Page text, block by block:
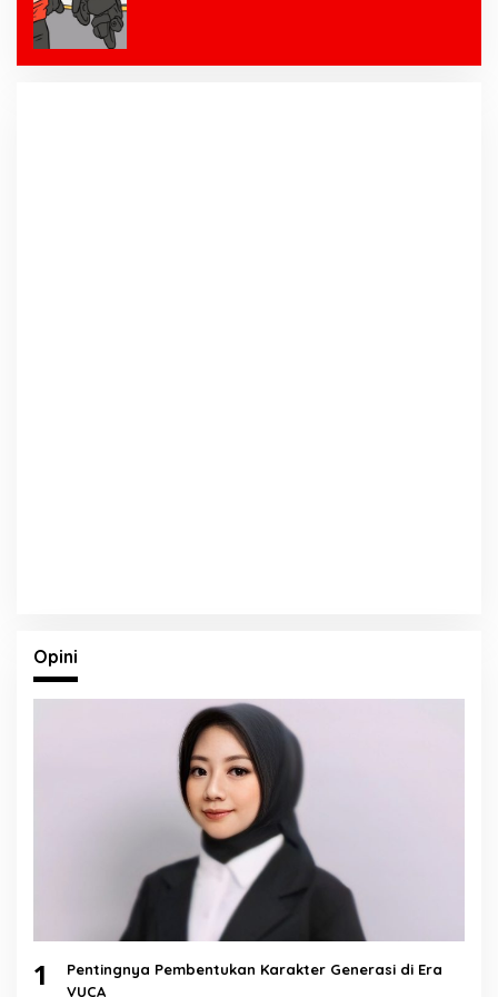
Opini
1
Pentingnya Pembentukan Karakter Generasi di Era
VUCA